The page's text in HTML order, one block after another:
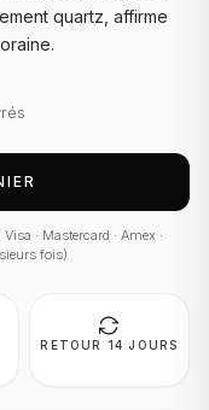
quartz, affirme
· Mastercard · Amex ·
fois)
RETOUR 14 JOURS